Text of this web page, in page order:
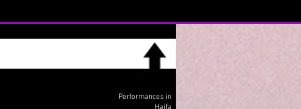
Performances in
Haifa